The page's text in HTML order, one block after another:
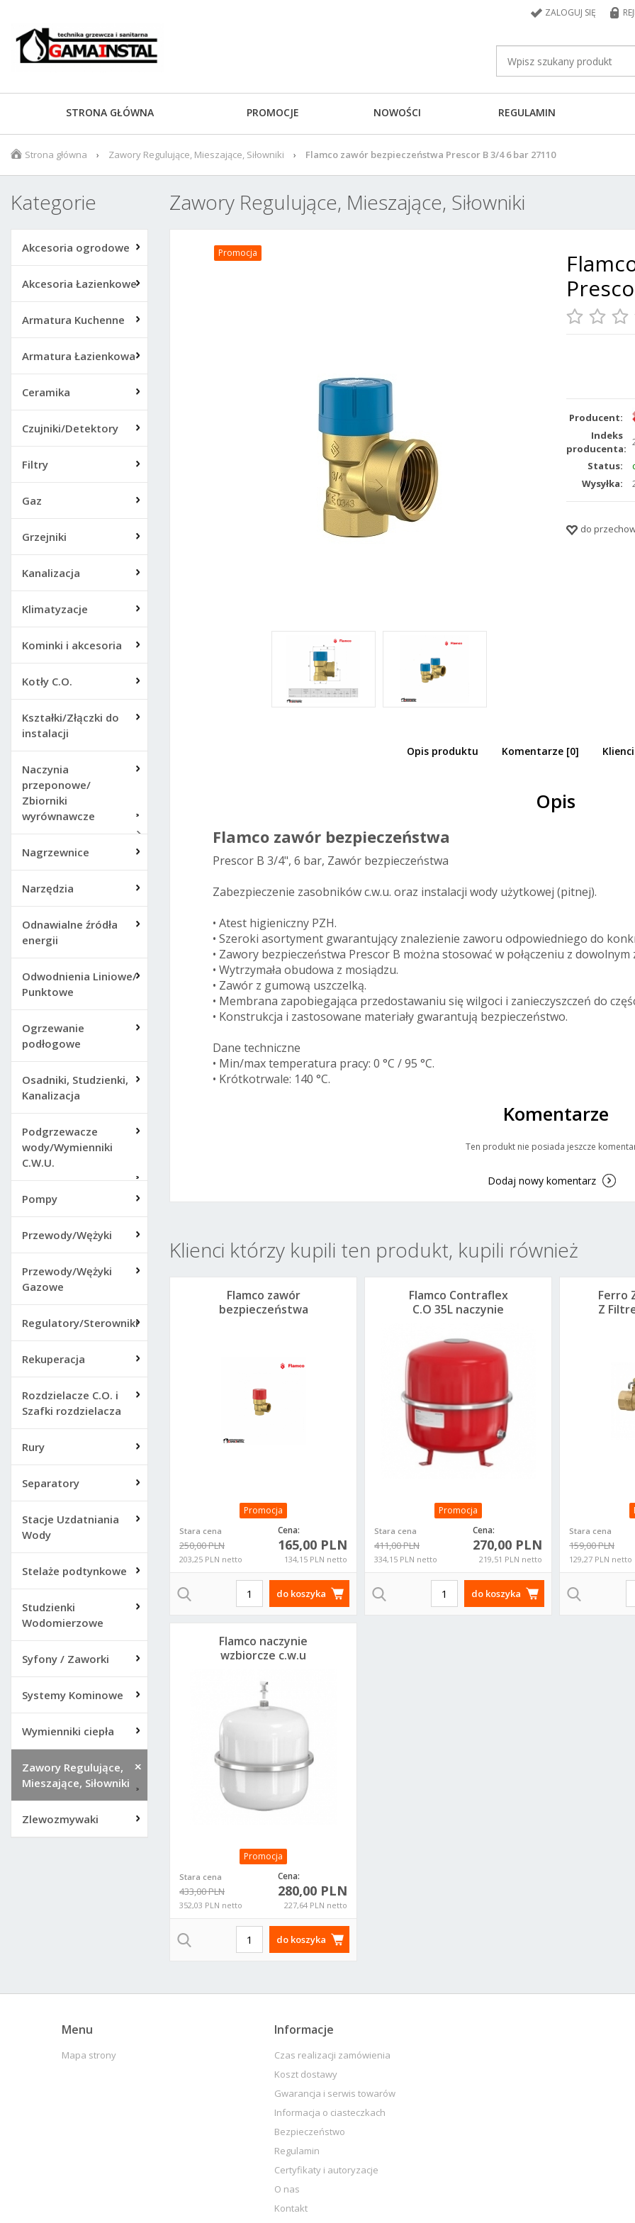
ZALOGUJ SIĘ
STRONA GŁÓWNA PROMOCJE NOWOŚCI REGULAMIN
Strona główna Zawory Regulujące, Mieszające, Siłowniki Flamco zawór bezpieczeństwa Prescor B 3/4 6 bar 27110
Kategorie
Akcesoria ogrodowe
Akcesoria Łazienkowe
Armatura Kuchenne
Armatura Łazienkowa
Ceramika
Czujniki/Detektory
Filtry
Gaz
Grzejniki
Kanalizacja
Klimatyzacje
Kominki i akcesoria
Kotły C.O.
Kształki/Złączki do
instalacji
Naczynia
przeponowe/
Zbiorniki
wyrównawcze
Nagrzewnice
Narzędzia
Odnawialne źródła
energii
Odwodnienia Liniowe/
Punktowe
Ogrzewanie
podłogowe
Osadniki, Studzienki,
Kanalizacja
Podgrzewacze
wody/Wymienniki
C.W.U.
Pompy
Przewody/Wężyki
Przewody/Wężyki
Gazowe
Regulatory/Sterowniki
Rekuperacja
Rozdzielacze C.O. i
Szafki rozdzielacza
Rury
Separatory
Stacje Uzdatniania
Wody
Stelaże podtynkowe
Studzienki
Wodomierzowe
Syfony / Zaworki
Systemy Kominowe
Wymienniki ciepła
Zawory Regulujące,
Mieszające, Siłowniki
Zlewozmywaki
Zawory Regulujące, Mieszające, Siłowniki
Promocja
Producent:
Indeks
producenta:
Status:
Wysyłka:
do
Flamco zawór bezpieczeństwa Prescor B 3/4
Opis produktu Komentarze [0]
Opis
Flamco zawór bezpieczeństwa
Prescor B 3/4", 6 bar, Zawór bezpieczeństwa
Zabezpieczenie zasobników c.w.u. oraz instalacji wody użytkowej (pitnej).
• Atest higieniczny PZH.
• Szeroki asortyment gwarantujący znalezienie zaworu odpowiedniego do
• Zawory bezpieczeństwa Prescor B można stosować w połączeniu z
• Wytrzymała obudowa z mosiądzu.
• Zawór z gumową uszczelką.
• Membrana zapobiegająca przedostawaniu się wilgoci i zanieczyszczeń do
• Konstrukcja i zastosowane materiały gwarantują bezpieczeństwo.
Dane techniczne
• Min/max temperatura pracy: 0 °C / 95 °C.
• Krótkotrwale: 140 °C.
Komentarze
Ten produkt nie posiada jeszcze
Dodaj nowy komentarz
Klienci którzy kupili ten produkt, kupili również
Promocja
Stara cena
250,00 PLN
203,25 PLN netto
Cena:
165,00 PLN
134,15 PLN netto
Flamco zawór
bezpieczeństwa
do koszyka
Promocja
Stara cena
411,00 PLN
334,15 PLN netto
Cena:
270,00 PLN
219,51 PLN netto
Flamco Contraflex
C.O 35L naczynie
do koszyka
Stara cena
159,00 PLN
129,27 PLN netto
Ferro
Z
Promocja
Stara cena
433,00 PLN
352,03 PLN netto
Cena:
280,00 PLN
227,64 PLN netto
Flamco naczynie
wzbiorcze c.w.u
do koszyka
Menu
Mapa strony
Informacje
Czas realizacji zamówienia
Koszt dostawy
Gwarancja i serwis towarów
Informacja o ciasteczkach
Bezpieczeństwo
Regulamin
Certyfikaty i autoryzacje
O nas
Kontakt